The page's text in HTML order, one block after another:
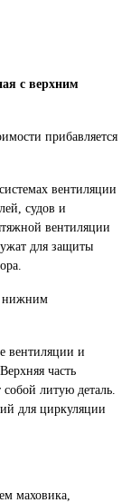
с верхним
прибавляется
вентиляции
судов и
вентиляции
для защиты
нижним
вентиляции и
часть
литую деталь.
для циркуляции
маховика,